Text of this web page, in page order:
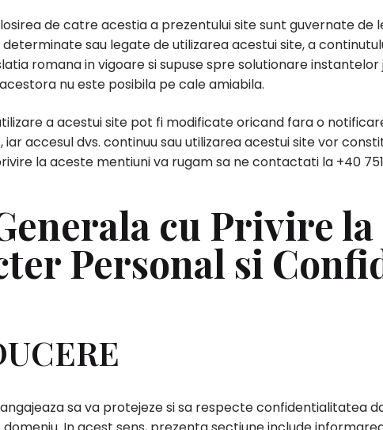
de catre acestia a prezentului site sunt guvernate de
sau legate de utilizarea acestui site, a
romana in vigoare si supuse spre solutionare
nu este posibila pe cale amiabila.
a acestui site pot fi modificate oricand fara o
iar accesul dvs. continuu sau utilizarea acestui site vor
la aceste mentiuni va rugam sa ne contactati la +40
cu Privire
Personal si
angajeaza sa va protejeze si sa respecte